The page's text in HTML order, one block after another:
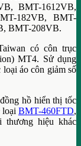
BMT-1612VB,
182VB, BMT-
BMT-208VB.
có côn trục
MT4. Sử dụng
áo côn giảm số
hồ hiển thị tốc
loại BMT-460FTD,
thương hiệu khác